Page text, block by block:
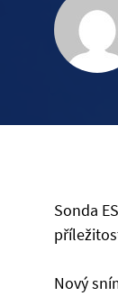
Sonda
Nový